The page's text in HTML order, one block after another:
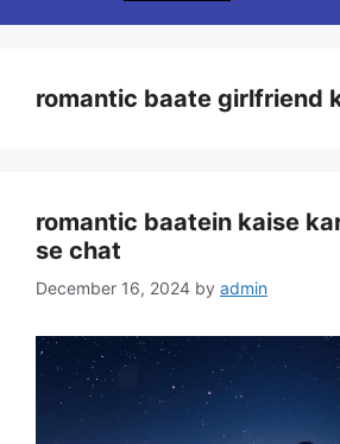
romantic baate girlfriend
romantic baatein kaise
se chat
December 16, 2024 by admin